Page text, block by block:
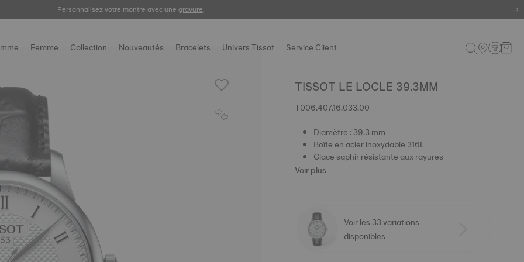
Personnalisez votre montre avec une gravure.
Enregistrez votre montrepour consulter votre garantie digitale et plus encore.
Femme Collection Nouveautés Bracelets Univers Tissot Service Client
TISSOT LE LOCLE 39.3MM
T006.407.16.033.00
Diamètre : 39.3 mm
Boîte en acier inoxydable 316L
Glace saphir résistante aux rayures
Voir plus
Voir les 33 variations
disponibles